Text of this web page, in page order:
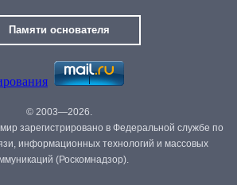
Памяти основателя
© 2003—2026.
зарегистрировано в Федеральной службе по
информационных технологий и массовых
(Роскомнадзор).